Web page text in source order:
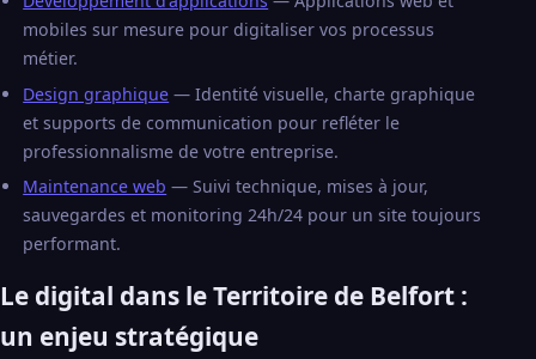
mobiles sur mesure pour digitaliser vos processus
métier.
Design graphique — Identité visuelle, charte graphique
et supports de communication pour refléter le
professionnalisme de votre entreprise.
Maintenance web — Suivi technique, mises à jour,
sauvegardes et monitoring 24h/24 pour un site toujours
performant.
Le digital dans le Territoire de Belfort :
un enjeu stratégique